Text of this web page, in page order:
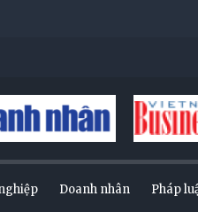
Doanh nhân Pháp